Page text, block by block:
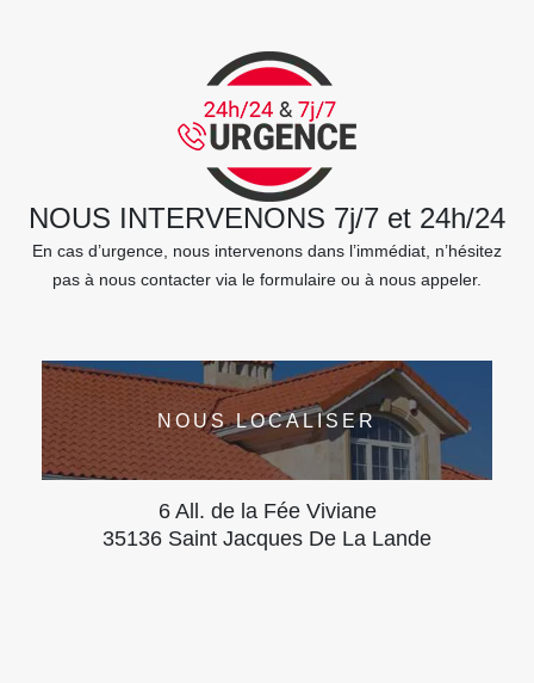
NOUS INTERVENONS 7j/7 et 24h/24
En cas d’urgence, nous intervenons dans l’immédiat, n’hésitez
pas à nous contacter via le formulaire ou à nous appeler.
NOUS LOCALISER
6 All. de la Fée Viviane
35136 Saint Jacques De La Lande